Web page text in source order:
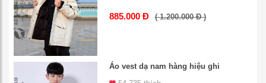
885.000 Đ ( 1.200.000 Đ )
Áo vest dạ nam hàng hiệu ghi